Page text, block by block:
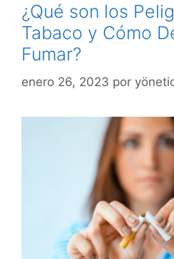
¿Qué son los
Tabaco y Cómo
Fumar?
enero 26, 2023 por